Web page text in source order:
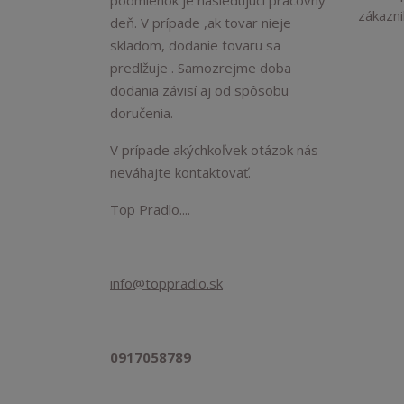
deň. V prípade ,ak tovar nieje
skladom, dodanie tovaru sa
predlžuje . Samozrejme doba
dodania závisí aj od spôsobu
doručenia.
V prípade akýchkoľvek otázok nás
neváhajte kontaktovať.
Top Pradlo....
info@toppradlo.sk
0917058789